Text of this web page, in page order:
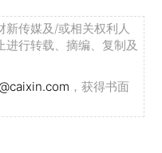
新传媒及/或相关权利人
行转载、摘编、复制及
，获得书面